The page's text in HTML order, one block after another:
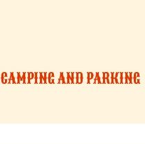
CAMPING AND PARKING